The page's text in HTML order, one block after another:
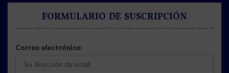
FORMULARIO DE SUSCRIPCIÓN
Correo electrónico: